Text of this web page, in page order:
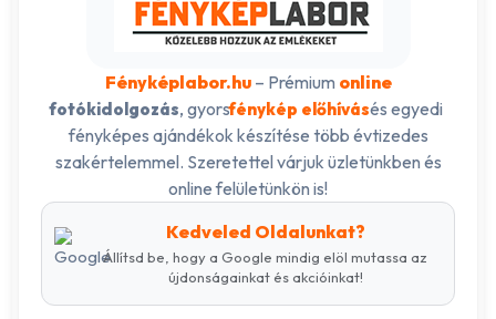
Fényképlabor.hu– Prémium online
fotókidolgozás, gyorsfénykép előhívásés egyedi
fényképes ajándékok készítése több évtizedes
szakértelemmel. Szeretettel várjuk üzletünkben és
online felületünkön is!
Kedveled Oldalunkat?
Állítsd be, hogy a Google mindig elöl mutassa az
újdonságainkat és akcióinkat!